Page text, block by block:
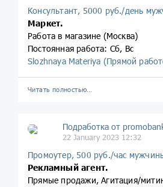
Консультант, 5000 руб./день
Маркет.
Работа в магазине (Москва)
Постоянная работа: Сб, Вс
Slozhnaya Materiya (Прямой
Читать полностью…
Подработка от
22 January 2023 12:32
Промоутер, 500 руб./час
Рекламный агент.
Прямые продажи, Агитация/